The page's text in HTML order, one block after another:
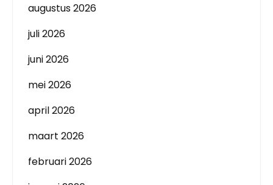
augustus 2026
juli 2026
juni 2026
mei 2026
april 2026
maart 2026
februari 2026